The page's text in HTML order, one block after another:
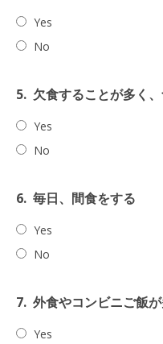
Yes
No
5. 欠食することが多く
Yes
No
6. 毎日、間食をする
Yes
No
7. 外食やコンビニご飯
Yes